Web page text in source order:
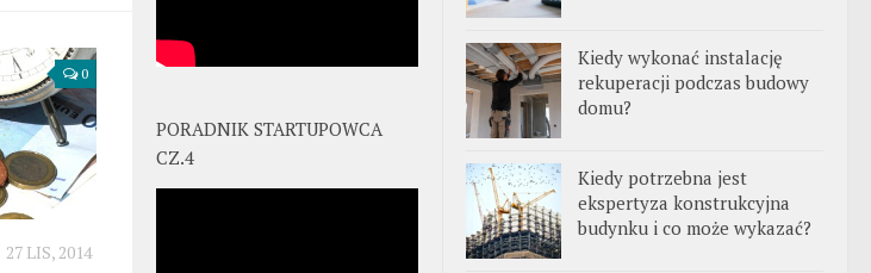
0
27 LIS, 2014
Kiedy wykonać instalację
rekuperacji podczas budowy
domu?
Kiedy potrzebna jest
ekspertyza konstrukcyjna
budynku i co może wykazać?
PORADNIK STARTUPOWCA
CZ.4